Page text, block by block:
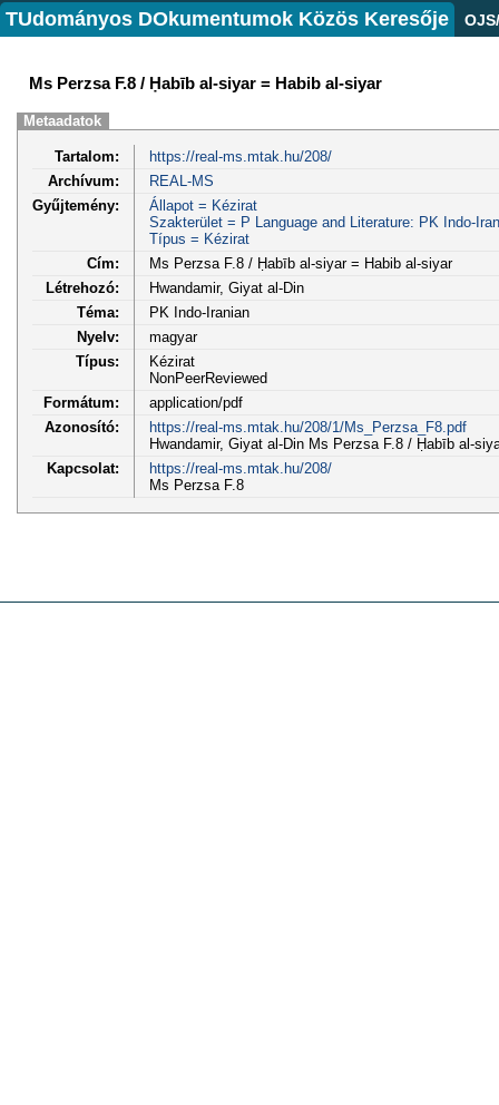
TUdományos DOkumentumok Közös Keresője
Ms Perzsa F.8 / Ḥabīb al-siyar = Habib al-siyar
Metaadatok
Tartalom:
https://real-ms.mtak.hu/208/
Archívum:
REAL-MS
Gyűjtemény:
Állapot = Kézirat
Szakterület = P Language and Literature: PK Indo-
Típus = Kézirat
Cím:
Ms Perzsa F.8 / Ḥabīb al-siyar = Habib al-siyar
Létrehozó:
Hwandamir, Giyat al-Din
Téma:
PK Indo-Iranian
Nyelv:
magyar
Típus:
Kézirat
NonPeerReviewed
Formátum:
application/pdf
Azonosító:
https://real-ms.mtak.hu/208/1/Ms_Perzsa_F8.pdf
Hwandamir, Giyat al-Din Ms Perzsa F.8 / Ḥabīb al-
Kapcsolat:
https://real-ms.mtak.hu/208/
Ms Perzsa F.8